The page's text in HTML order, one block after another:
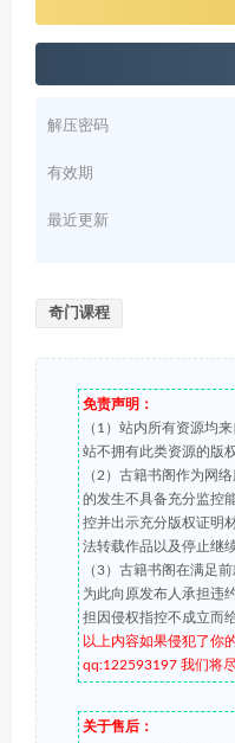
解压密码
有效期
最近更新
奇门课程
免责声明：
（1）站内所有资源均
站不拥有此类资源的版
（2）古籍书阁作为网
的发生不具备充分监控
控并出示充分版权证明
法转载作品以及停止继
（3）古籍书阁在满足
为此向原发布人承担违
担因侵权指控不成立而
以上内容如果侵犯了你
qq:122593197 我们将
关于售后：